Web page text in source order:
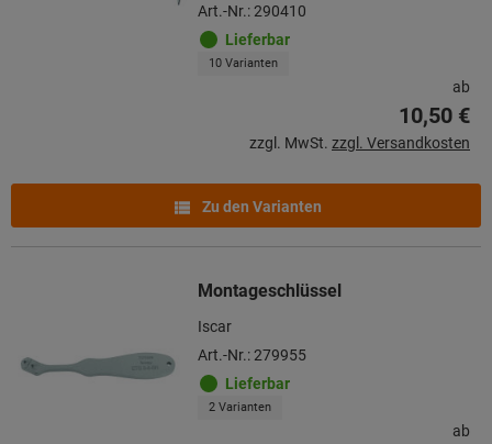
Art.-Nr.: 290410
Lieferbar
10 Varianten
ab
10,50 €
zzgl. MwSt. zzgl. Versandkosten
Zu den Varianten
Montageschlüssel
Iscar
Art.-Nr.: 279955
Lieferbar
2 Varianten
ab